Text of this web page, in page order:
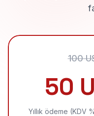
100
50
Yıllık ödeme (KDV